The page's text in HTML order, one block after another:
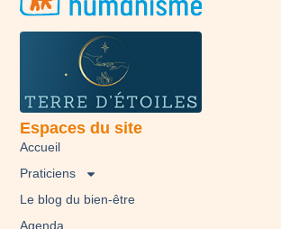
Espaces du site
Accueil
Praticiens
Le blog du bien-être
Agenda